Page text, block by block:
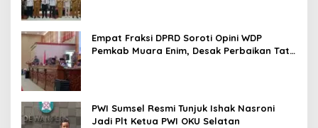
Empat Fraksi DPRD Soroti Opini WDP
Pemkab Muara Enim, Desak Perbaikan Tata
PWI Sumsel Resmi Tunjuk Ishak Nasroni
Jadi Plt Ketua PWI OKU Selatan